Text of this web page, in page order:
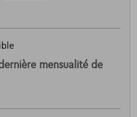
mensualité de